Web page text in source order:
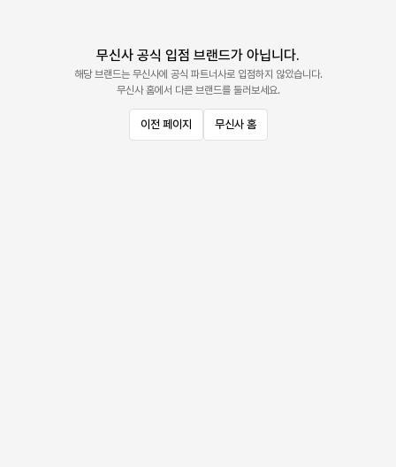
무신사 공식 입점 브랜드가 아닙니다.
해당 브랜드는 무신사에 공식 파트너사로 입점하지 않았습니다.
무신사 홈에서 다른 브랜드를 둘러보세요.
이전 페이지 무신사 홈